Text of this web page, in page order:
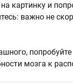
картинку и
важно не
мозга к